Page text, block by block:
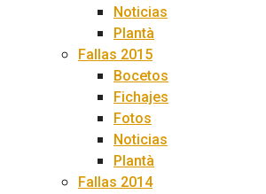
Noticias
Plantà
Fallas 2015
Bocetos
Fichajes
Fotos
Noticias
Plantà
Fallas 2014